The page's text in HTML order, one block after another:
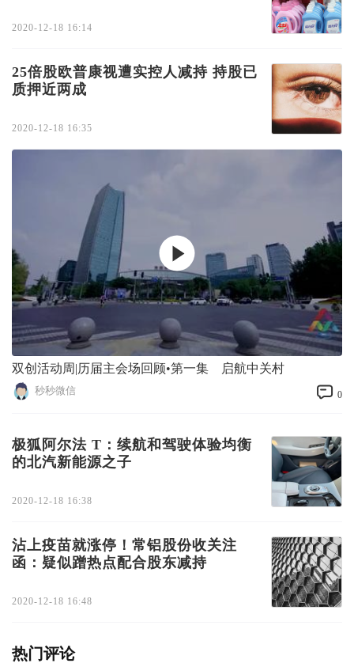
2020-12-18 16:14
25倍股欧普康视遭实控人减持 持股已
质押近两成
2020-12-18 16:35
双创活动周|历届主会场回顾•第一集 启航中关村
秒秒微信 0
极狐阿尔法 T：续航和驾驶体验均衡
的北汽新能源之子
2020-12-18 16:38
沾上疫苗就涨停！常铝股份收关注
函：疑似蹭热点配合股东减持
2020-12-18 16:48
热门评论